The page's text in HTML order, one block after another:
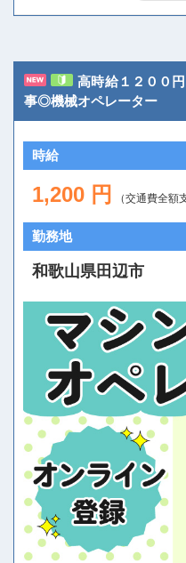
高時給１２００
事◎機械オペレーター
時給
1,200 円 （交通費全額
勤務地
和歌山県田辺市